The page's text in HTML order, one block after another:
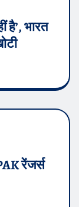
है’, भारत
रेंजर्स